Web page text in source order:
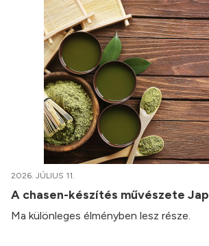
2026. JÚLIUS 11.
A chasen-készítés művészete
Ma különleges élményben lesz része.